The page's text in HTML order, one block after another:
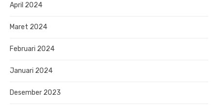
April 2024
Maret 2024
Februari 2024
Januari 2024
Desember 2023